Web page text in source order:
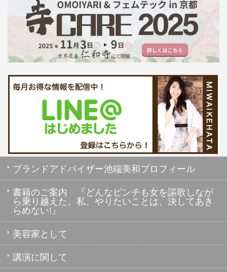
ブランドアドバイザー池端美和プロフィール
書籍のご案内 『どんなピンチも女を謳歌しなが
ら乗り越えた。私、やりたいことは、決してあき
らめない!』
美容家として
講演に関して